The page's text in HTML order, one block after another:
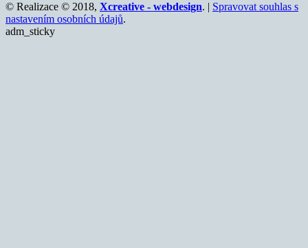
© Realizace © 2018, Xcreative - webdesign. | Spravovat souhlas s
nastavením osobních údajů.
adm_sticky